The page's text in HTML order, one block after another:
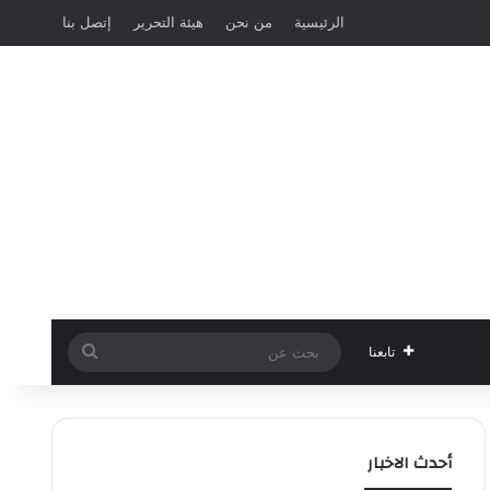
الرئيسية من نحن هيئة التحرير إتصل بنا
تابعنا
عن
أحدث الاخبار